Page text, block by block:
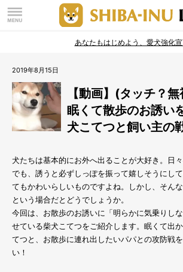
あなたもはじめよう、愛犬強化
2019年8月15日
【動画】(タッチ？
眠くて散歩のお誘い
犬こてつと飼い主の
犬たちは基本的にお外へ出ることが大好き。日
でも、誘うと必ずしっぽを振って嬉しそうにし
てもかわいらしいものですよね。しかし、そん
という場合だとどうでしょうか。
今回は、お散歩のお誘いに「明らかに気乗りし
せている柴犬こてつをご紹介します。眠くて出
てつと、お散歩に連れ出したいパパとの攻防戦
い！